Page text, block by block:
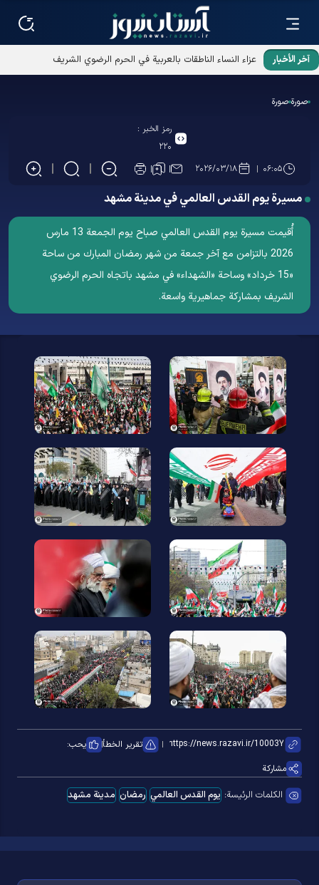
آخر الأخبار عزاء النساء الناطقات بالعربية في الحرم الرضوي الشريف
صورة صورة
رمز الخبر :
۲۲۰
۰۶:۰۵
۲۰۲۶/۰۳/۱۸
مسیرة یوم القدس العالمي في مدینة مشهد
أُقيمت مسيرة يوم القدس العالمي صباح يوم الجمعة 13 مارس
2026 بالتزامن مع آخر جمعة من شهر رمضان المبارك من ساحة
«15 خرداد» وساحة «الشهداء» في مشهد باتجاه الحرم الرضوي
الشریف بمشاركة جماهيرية واسعة.
تقرير الخطأ
يحب:
مشاركة
الكلمات الرئيسة: یوم القدس العالمي رمضان مدینة مشهد